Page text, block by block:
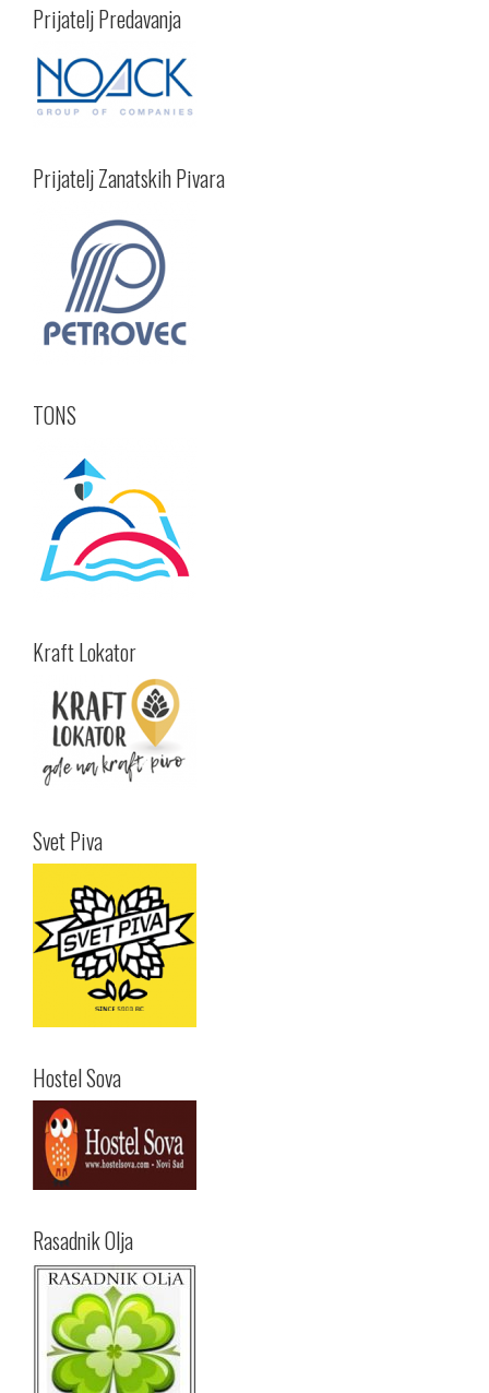
Prijatelj Predavanja
Prijatelj Zanatskih Pivara
TONS
Kraft Lokator
Svet Piva
Hostel Sova
Rasadnik Olja